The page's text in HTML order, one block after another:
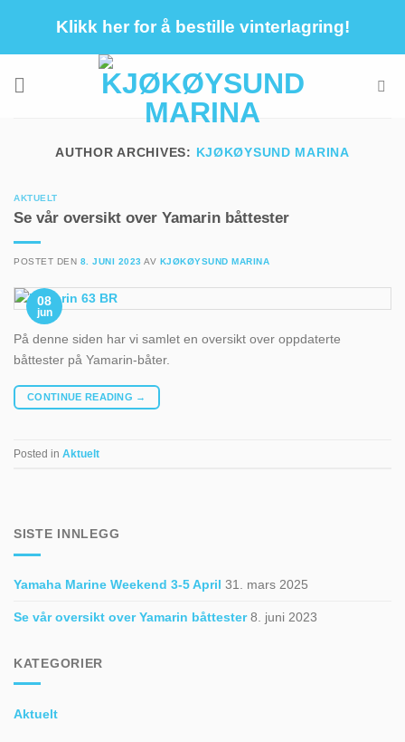
Klikk her for å bestille vinterlagring!
AUTHOR ARCHIVES: KJØKØYSUND MARINA
AKTUELT
Se vår oversikt over Yamarin båttester
POSTET DEN 8. JUNI 2023 AV KJØKØYSUND MARINA
08
jun
På denne siden har vi samlet en oversikt over oppdaterte
båttester på Yamarin-båter.
CONTINUE READING →
Posted in Aktuelt
SISTE INNLEGG
Yamaha Marine Weekend 3-5 April 31. mars 2025
Se vår oversikt over Yamarin båttester 8. juni 2023
KATEGORIER
Aktuelt